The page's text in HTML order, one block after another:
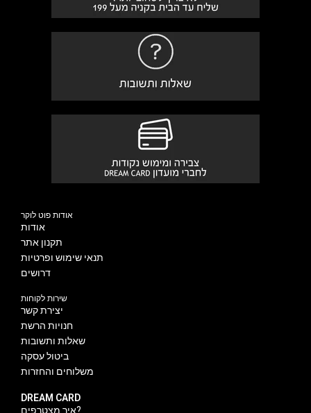
אודות פוט לוקר
אודות
תקנון אתר
תנאי שימוש ופרטיות
דרושים
שירות לקוחות
יצירת קשר
חנויות הרשת
שאלות ותשובות
ביטול עסקה
משלוחים והחזרות
DREAM CARD
איך מצטרפים?